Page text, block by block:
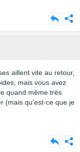
aillent vite au retour,
mais vous avez
quand même très
(mais qu'est-ce que je